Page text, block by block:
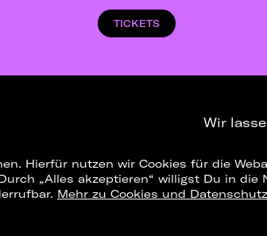
TICKETS
Hierfür nutzen wir Cookies für die
„Alles akzeptieren“ willigst Du in
Mehr zu Cookies und
Wir